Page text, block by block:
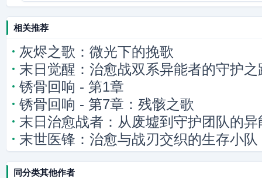
相关推荐
灰烬之歌：微光下的挽歌
末日觉醒：治愈战双系异能者的守护之
锈骨回响 - 第1章
锈骨回响 - 第7章：残骸之歌
末日治愈战者：从废墟到守护团队的异
末世医锋：治愈与战刃交织的生存小队
同分类其他作者